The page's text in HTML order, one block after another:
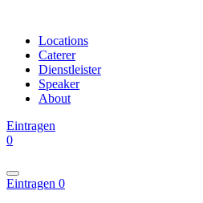
Locations
Caterer
Dienstleister
Speaker
About
Eintragen
0
Eintragen 0